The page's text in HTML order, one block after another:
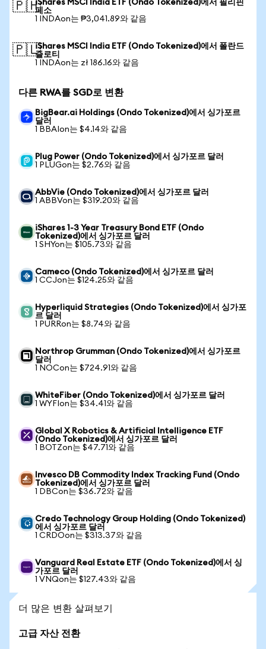
🇵🇭iShares MSCI India ETF (Ondo Tokenized)에서 필리핀
페소
1 INDAon는 ₱3,041.89와 같음
🇵🇱iShares MSCI India ETF (Ondo Tokenized)에서 폴란드
즐로티
1 INDAon는 zł 186.16와 같음
다른 RWA를 SGD로 변환
BigBear.ai Holdings (Ondo Tokenized)에서 싱가포르
달러
1 BBAIon는 $4.14와 같음
Plug Power (Ondo Tokenized)에서 싱가포르 달러
1 PLUGon는 $2.76와 같음
AbbVie (Ondo Tokenized)에서 싱가포르 달러
1 ABBVon는 $319.20와 같음
iShares 1-3 Year Treasury Bond ETF (Ondo
Tokenized)에서 싱가포르 달러
1 SHYon는 $105.73와 같음
Cameco (Ondo Tokenized)에서 싱가포르 달러
1 CCJon는 $124.25와 같음
Hyperliquid Strategies (Ondo Tokenized)에서 싱가포
르 달러
1 PURRon는 $8.74와 같음
Northrop Grumman (Ondo Tokenized)에서 싱가포르
달러
1 NOCon는 $724.91와 같음
WhiteFiber (Ondo Tokenized)에서 싱가포르 달러
1 WYFIon는 $34.41와 같음
Global X Robotics & Artificial Intelligence ETF
(Ondo Tokenized)에서 싱가포르 달러
1 BOTZon는 $47.71와 같음
Invesco DB Commodity Index Tracking Fund (Ondo
Tokenized)에서 싱가포르 달러
1 DBCon는 $36.72와 같음
Credo Technology Group Holding (Ondo Tokenized)
에서 싱가포르 달러
1 CRDOon는 $313.37와 같음
Vanguard Real Estate ETF (Ondo Tokenized)에서 싱
가포르 달러
1 VNQon는 $127.43와 같음
더 많은 변환 살펴보기
고급 자산 전환